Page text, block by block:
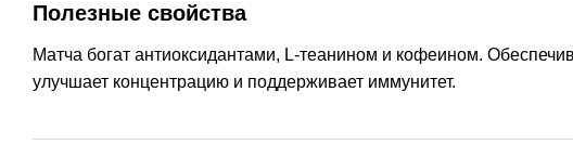
Полезные свойства
Матча богат антиоксидантами, L-теанином и кофеином.
улучшает концентрацию и поддерживает иммунитет.